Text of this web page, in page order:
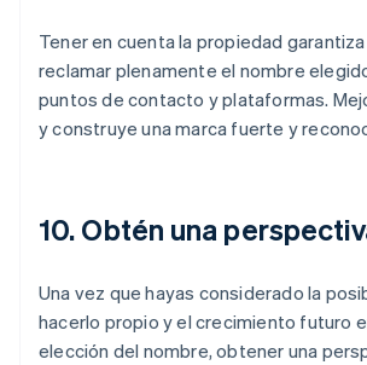
Tener en cuenta la propiedad
reclamar plenamente el nombre
puntos de contacto y plataformas.
y construye una marca fuerte y
10. Obtén una
Una vez que hayas considerado la
hacerlo propio y el crecimiento futuro
elección del nombre, obtener una